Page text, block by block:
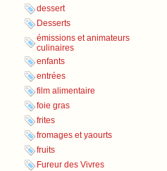
dessert
Desserts
émissions et animateurs
culinaires
enfants
entrées
film alimentaire
foie gras
frites
fromages et yaourts
fruits
Fureur des Vivres